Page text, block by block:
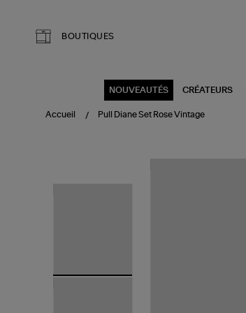
BOUTIQUES
NOUVEAUTÉS CRÉATEURS
Accueil Pull Diane Set Rose Vintage